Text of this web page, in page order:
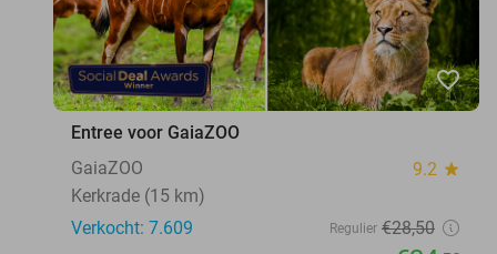
favorite_border
Entree voor GaiaZOO
GaiaZOO
9.2 star
Kerkrade (15 km)
Verkocht: 7.609
Regulier €28,50